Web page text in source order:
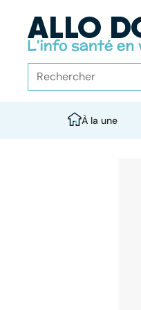
À la une